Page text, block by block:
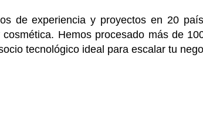
de experiencia y proyectos en 20
cosmética. Hemos procesado más de
tecnológico ideal para escalar tu